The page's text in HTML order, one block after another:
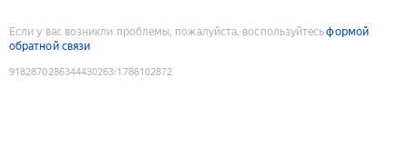
Если у вас возникли проблемы, пожалуйста, воспользуйтесьформой
обратной связи
9182870286344430263:1786102872